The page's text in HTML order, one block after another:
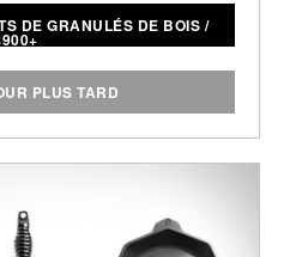
DE GRANULÉS DE BOIS /
900+
PLUS TARD